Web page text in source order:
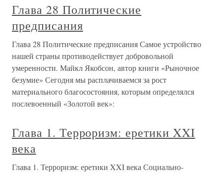
Глава 28 Политические
предписания
Глава 28 Политические предписания Самое устройство
нашей страны противодействует добровольной
умеренности. Майкл Якобсон, автор книги «Рыночное
безумие» Сегодня мы расплачиваемся за рост
материального благосостояния, которым определялся
послевоенный «Золотой век»:
Глава 1. Терроризм: еретики XXI
века
Глава 1. Терроризм: еретики XXI века Социально-